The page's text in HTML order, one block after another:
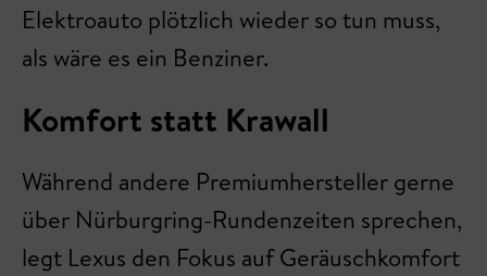
Elektroauto plötzlich wieder so tun muss,
als wäre es ein Benziner.
Komfort statt Krawall
Während andere Premiumhersteller gerne
über Nürburgring-Rundenzeiten sprechen,
legt Lexus den Fokus auf Geräuschkomfort